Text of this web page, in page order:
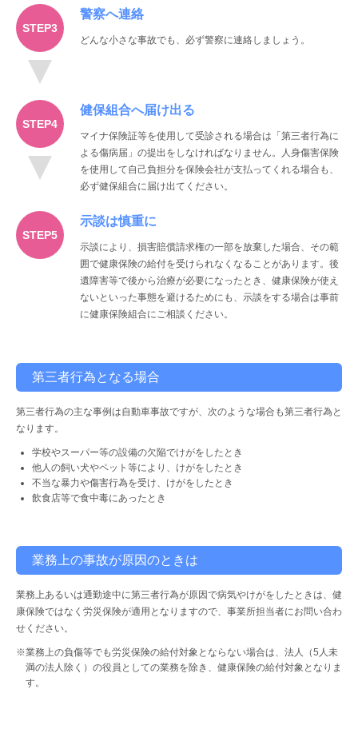
警察へ連絡
どんな小さな事故でも、必ず警察に連絡しましょう。
健保組合へ届け出る
マイナ保険証等を使用して受診される場合は「第三者行為に
よる傷病届」の提出をしなければなりません。人身傷害保険
を使用して自己負担分を保険会社が支払ってくれる場合も、
必ず健保組合に届け出てください。
示談は慎重に
示談により、損害賠償請求権の一部を放棄した場合、その範
囲で健康保険の給付を受けられなくなることがあります。後
遺障害等で後から治療が必要になったとき、健康保険が使え
ないといった事態を避けるためにも、示談をする場合は事前
に健康保険組合にご相談ください。
第三者行為となる場合
第三者行為の主な事例は自動車事故ですが、次のような場合も第三者行為と
なります。
学校やスーパー等の設備の欠陥でけがをしたとき
他人の飼い犬やペット等により、けがをしたとき
不当な暴力や傷害行為を受け、けがをしたとき
飲食店等で食中毒にあったとき
業務上の事故が原因のときは
業務上あるいは通勤途中に第三者行為が原因で病気やけがをしたときは、健
康保険ではなく労災保険が適用となりますので、事業所担当者にお問い合わ
せください。
※業務上の負傷等でも労災保険の給付対象とならない場合は、法人（5人未
満の法人除く）の役員としての業務を除き、健康保険の給付対象となりま
す。